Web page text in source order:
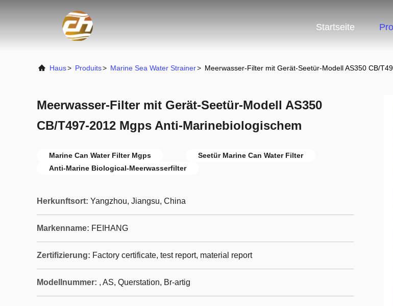
Startseite
Haus> Produits> Marine Sea Water Strainer> Meerwasser-Filter mit Gerät-Seetür-Modell AS350 CB/
Meerwasser-Filter mit Gerät-Seetür-Modell AS350
CB/T497-2012 Mgps Anti-Marinebiologischem
Marine Can Water Filter Mgps
Seetür Marine Can Water Filter
Anti-Marine Biological-Meerwasserfilter
Herkunftsort: Yangzhou, Jiangsu, China
Markenname: FEIHANG
Zertifizierung: Factory certificate, test report, material report
Modellnummer: , AS, Querstation, Br-artig